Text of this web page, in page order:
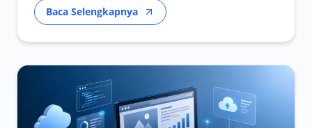
Baca Selengkapnya